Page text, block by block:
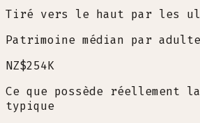
Tiré vers le haut par les
Patrimoine médian par adulte
NZ$254K
Ce que possède réellement
typique